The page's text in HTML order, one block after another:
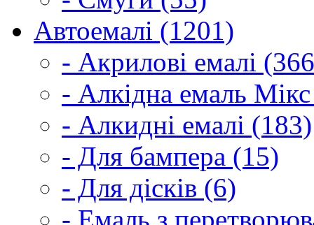
Автоемалі (1201)
- Акрилові емалі
- Алкідна емаль
- Алкидні емалі (183)
- Для бампера (15)
- Для дісків (6)
- Емаль з